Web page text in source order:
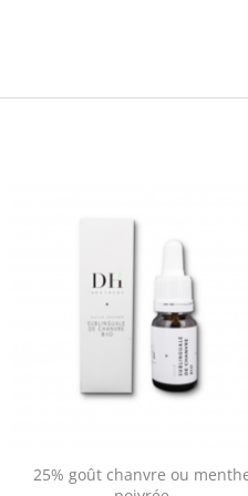
25% goût chanvre ou